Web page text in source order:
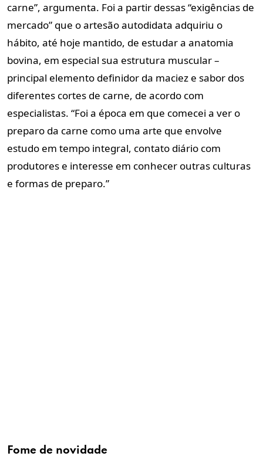
carne”, argumenta. Foi a partir dessas “exigências de
mercado” que o artesão autodidata adquiriu o
hábito, até hoje mantido, de estudar a anatomia
bovina, em especial sua estrutura muscular –
principal elemento definidor da maciez e sabor dos
diferentes cortes de carne, de acordo com
especialistas. “Foi a época em que comecei a ver o
preparo da carne como uma arte que envolve
estudo em tempo integral, contato diário com
produtores e interesse em conhecer outras culturas
e formas de preparo.”
Fome de novidade